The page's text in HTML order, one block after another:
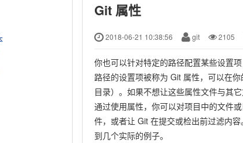
Git 属性
2018-06-21 10:38:56 git 2105
你也可以针对特定的路径配置某些设置
路径的设置项被称为 Git 属性，可以在
目录）。如果不想让这些属性文件与其
通过使用属性，你可以对项目中的文件
件，或者让 Git 在提交或检出前过滤内
到几个实际的例子。